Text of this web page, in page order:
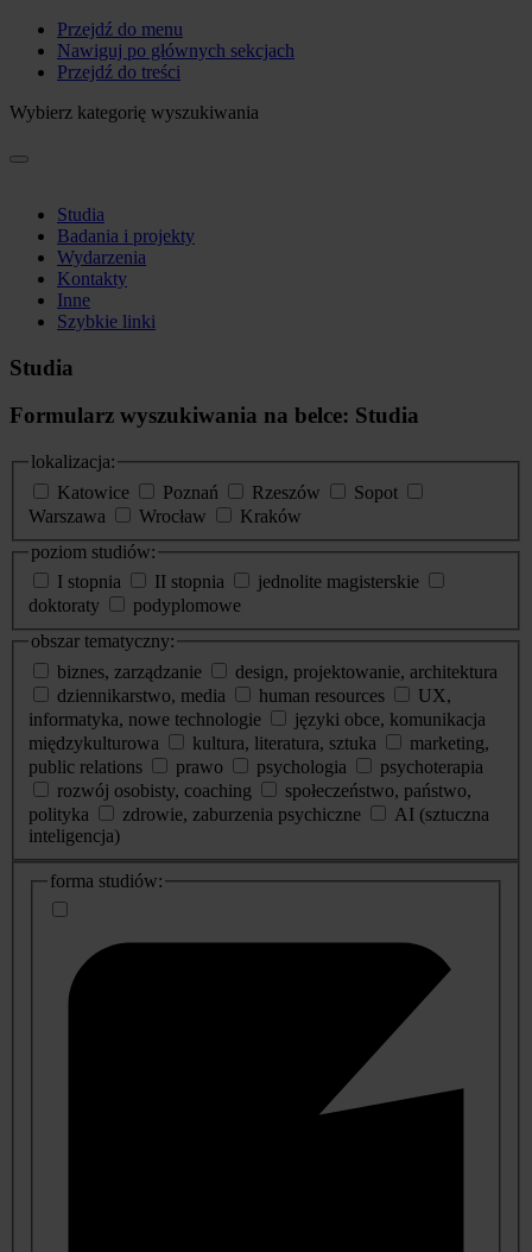
Przejdź do menu
Nawiguj po głównych sekcjach
Przejdź do treści
Wybierz kategorię wyszukiwania
Studia
Badania i projekty
Wydarzenia
Kontakty
Inne
Szybkie linki
Studia
Formularz wyszukiwania na belce: Studia
lokalizacja:
Katowice
Poznań Rzeszów
Sopot
Warszawa
Wrocław
Kraków
poziom studiów:
I stopnia
II stopnia
jednolite magisterskie
doktoraty
podyplomowe
obszar tematyczny:
biznes, zarządzanie
design, projektowanie, architektura
dziennikarstwo, media
human resources
UX,
informatyka, nowe technologie
języki obce, komunikacja
międzykulturowa
kultura, literatura, sztuka
marketing,
public relations
prawo psychologia
psychoterapia
rozwój osobisty, coaching
społeczeństwo, państwo,
polityka
zdrowie, zaburzenia psychiczne
AI (sztuczna
inteligencja)
dodatkowe
informacje
forma studiów: